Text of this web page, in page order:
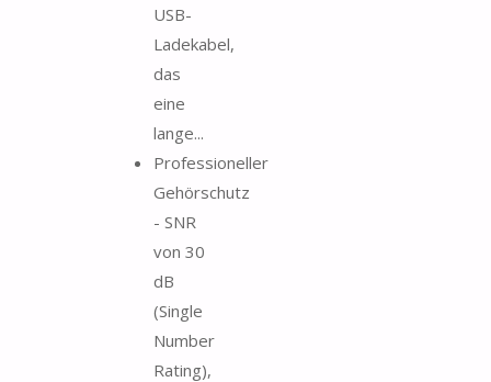
USB-
Ladekabel,
das
eine
lange...
Professioneller
Gehörschutz
- SNR
von 30
dB
(Single
Number
Rating),